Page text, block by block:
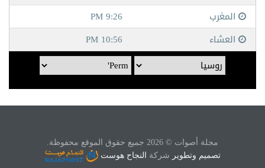
مجلة أصوات © 2026 جميع حقوق الموقع محفوظة.
تصميم وتطوير شركة النجاح هوست